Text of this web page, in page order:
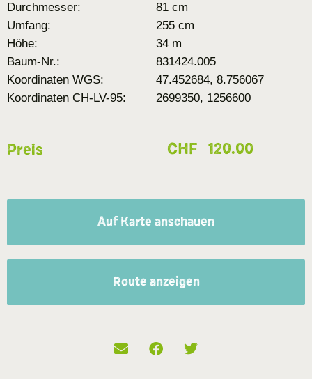
Durchmesser:
81 cm
Umfang:
255 cm
Höhe:
34 m
Baum-Nr.:
831424.005
Koordinaten WGS:
47.452684, 8.756067
Koordinaten CH-LV-95:
2699350, 1256600
Preis CHF 120.00
Auf Karte anschauen
Route anzeigen